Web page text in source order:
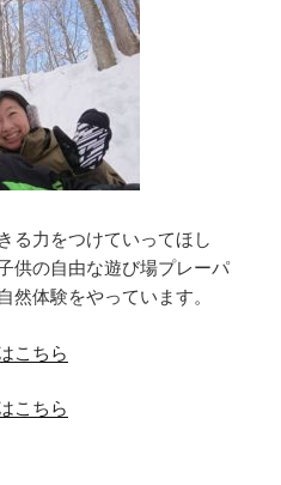
る力をつけていってほし
供の自由な遊び場プレーパ
然体験をやっています。
こちら
こちら